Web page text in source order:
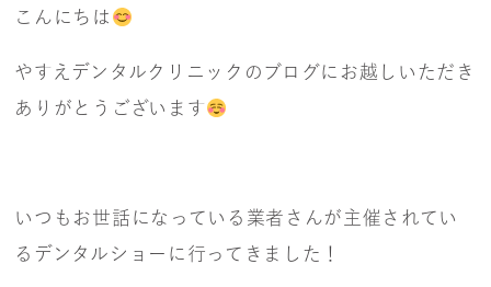
こんにちは
やすえデンタルクリニックのブログにお越しいただき
ありがとうございます
いつもお世話になっている業者さんが主催されてい
るデンタルショーに行ってきました！